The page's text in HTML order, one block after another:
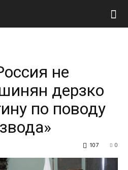
не
дерзко
по поводу
0
107